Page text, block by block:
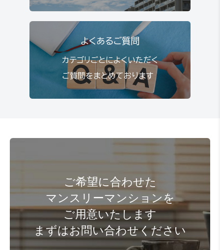
よくあるご質問
カテゴリごとによくいただく
ご質問をまとめております
ご希望に合わせた
マンスリーマンションを
ご用意いたします
まずはお問い合わせください